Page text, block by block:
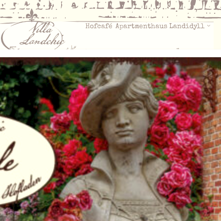
Hofcafé Apartmenthaus Landidyll
An­rei­se­da­tum ist falsch.
Ab­rei­se­da­tum ist falsch.
Folgen Sie uns auf
Instagram :
villalandch
ic
villalandch
ic
villalandch
ic
villalandch
ic
villalandch
villalandch
ic